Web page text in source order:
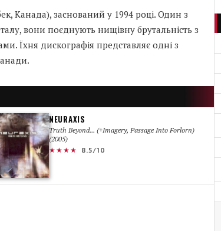
Канада), заснований у 1994 році. Один з
вони поєднують нищівну брутальність з
Їхня дискографія представляє одні з
NEURAXIS
Truth Beyond... (+Imagery, Passage Into Forlorn)
(2005)
★★★★
8.5/10